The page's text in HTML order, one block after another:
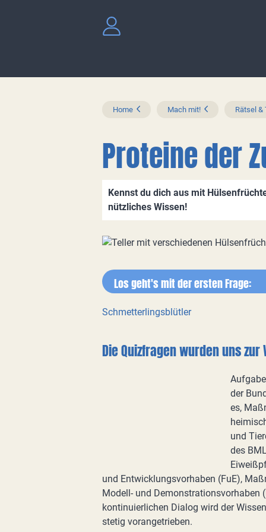
Home Mach mit! Rätsel &
Proteine der
Kennst du dich aus mit
nützliches Wissen!
Los geht's mit der ersten Frage:
Schmetterlingsblütler
Die Quizfragen wurden uns
der
es,
und
des
und Entwicklungsvorhaben (FuE),
Modell- und Demonstrationsvorhaben
kontinuierlichen Dialog wird der
stetig vorangetrieben.